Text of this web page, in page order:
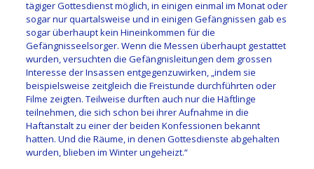
tägiger Gottesdienst möglich, in einigen einmal im Monat oder
sogar nur quartalsweise und in einigen Gefängnissen gab es
sogar überhaupt kein Hineinkommen für die
Gefängnisseelsorger. Wenn die Messen überhaupt gestattet
wurden, versuchten die Gefängnisleitungen dem grossen
Interesse der Insassen entgegenzuwirken, „indem sie
beispielsweise zeitgleich die Freistunde durchführten oder
Filme zeigten. Teilweise durften auch nur die Häftlinge
teilnehmen, die sich schon bei ihrer Aufnahme in die
Haftanstalt zu einer der beiden Konfessionen bekannt
hatten. Und die Räume, in denen Gottesdienste abgehalten
wurden, blieben im Winter ungeheizt.“